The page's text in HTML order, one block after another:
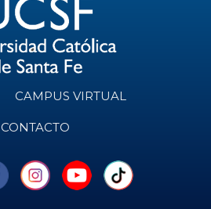
CAMPUS VIRTUAL
CONTACTO